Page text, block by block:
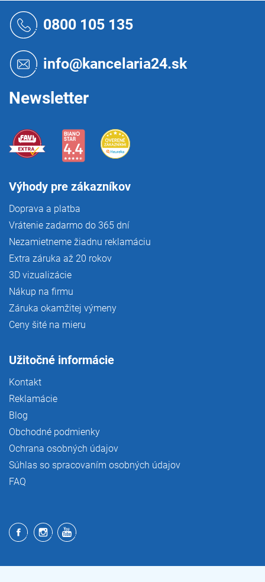
0800 105 135
info@kancelaria24.sk
Newsletter
Výhody pre zákazníkov
Doprava a platba
Vrátenie zadarmo do 365 dní
Nezamietneme žiadnu reklamáciu
Extra záruka až 20 rokov
3D vizualizácie
Nákup na firmu
Záruka okamžitej výmeny
Ceny šité na mieru
Užitočné informácie
Kontakt
Reklamácie
Blog
Obchodné podmienky
Ochrana osobných údajov
Súhlas so spracovaním osobných údajov
FAQ